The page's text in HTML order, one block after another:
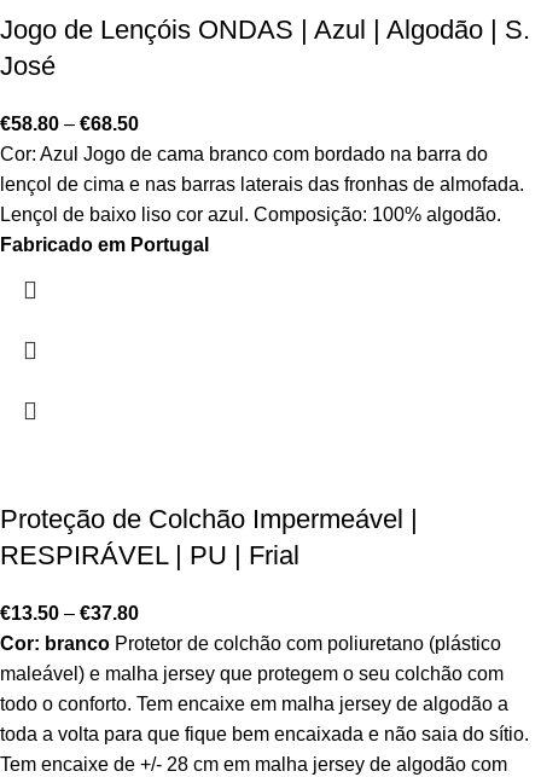
Jogo de Lençóis ONDAS | Azul | Algodão | S.
José
€58.80 – €68.50
Cor: Azul Jogo de cama branco com bordado na barra do
lençol de cima e nas barras laterais das fronhas de almofada.
Lençol de baixo liso cor azul. Composição: 100% algodão.
Fabricado em Portugal
Proteção de Colchão Impermeável |
RESPIRÁVEL | PU | Frial
€13.50 – €37.80
Cor: branco Protetor de colchão com poliuretano (plástico
maleável) e malha jersey que protegem o seu colchão com
todo o conforto. Tem encaixe em malha jersey de algodão a
toda a volta para que fique bem encaixada e não saia do sítio.
Tem encaixe de +/- 28 cm em malha jersey de algodão com